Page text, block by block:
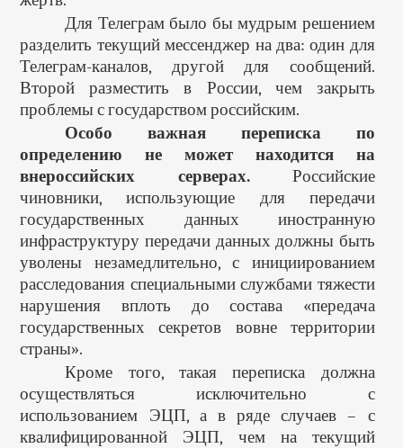
Для Телеграм было бы мудрым решением
разделить текущий мессенджер на два: один для
Телеграм-каналов, другой для сообщений.
Второй разместить в России, чем закрыть
проблемы с государством российским.
Особо важная переписка по
определению не может находится на
внероссийских серверах.Российские
чиновники, использующие для передачи
государственных данных иностранную
инфраструктуру передачи данных должны быть
уволены незамедлительно, с инициированием
расследования специальными службами тяжести
нарушения вплоть до состава «передача
государственных секретов вовне территории
страны».
Кроме того, такая переписка должна
осуществляться исключительно с
использованием ЭЦП, а в ряде случаев – с
квалифицированной ЭЦП, чем на текущий